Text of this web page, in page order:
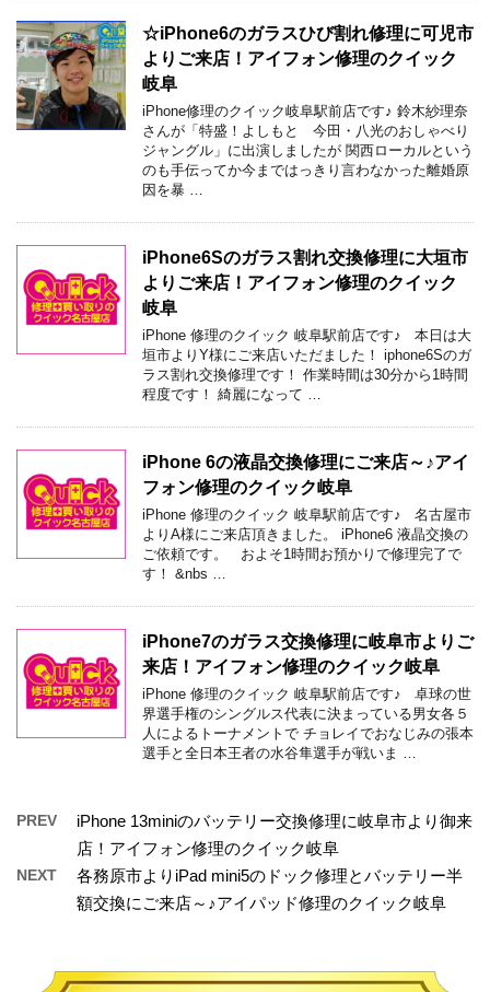
☆iPhone6のガラスひび割れ修理に可児市
よりご来店！アイフォン修理のクイック
岐阜
iPhone修理のクイック岐阜駅前店です♪ 鈴木紗理奈
さんが「特盛！よしもと 今田・八光のおしゃべり
ジャングル」に出演しましたが 関西ローカルという
のも手伝ってか今まではっきり言わなかった離婚原
因を暴 …
iPhone6Sのガラス割れ交換修理に大垣市
よりご来店！アイフォン修理のクイック
岐阜
iPhone 修理のクイック 岐阜駅前店です♪ 本日は大
垣市よりY様にご来店いただました！ iphone6Sのガ
ラス割れ交換修理です！ 作業時間は30分から1時間
程度です！ 綺麗になって …
iPhone 6の液晶交換修理にご来店～♪アイ
フォン修理のクイック岐阜
iPhone 修理のクイック 岐阜駅前店です♪ 名古屋市
よりA様にご来店頂きました。 iPhone6 液晶交換の
ご依頼です。 およそ1時間お預かりで修理完了で
す！ &nbs …
iPhone7のガラス交換修理に岐阜市よりご
来店！アイフォン修理のクイック岐阜
iPhone 修理のクイック 岐阜駅前店です♪ 卓球の世
界選手権のシングルス代表に決まっている男女各５
人によるトーナメントで チョレイでおなじみの張本
選手と全日本王者の水谷隼選手が戦いま …
PREV
iPhone 13miniのバッテリー交換修理に岐阜市より御来
店！アイフォン修理のクイック岐阜
NEXT
各務原市よりiPad mini5のドック修理とバッテリー半
額交換にご来店～♪アイパッド修理のクイック岐阜